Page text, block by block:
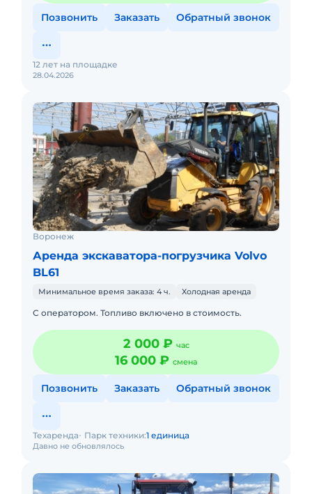
Позвонить Заказать Обратный звонок
28.04.2026
12 лет на площадке
Воронеж
Аренда экскаватора-погрузчика Volvo
BL61
Минимальное время заказа: 4 ч. Холодная аренда
С оператором. Топливо включено в стоимость.
2 000 ₽ час
16 000 ₽ смена
Позвонить Заказать Обратный звонок
Давно не обновлялось
Техаренда Парк техники:1 единица